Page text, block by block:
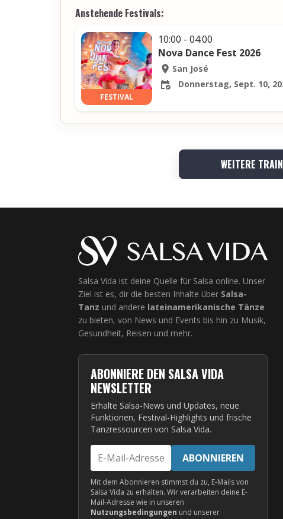
Anstehende Festivals:
FESTIVAL
10:00 - 04:00
Nova Dance Fest 2026
San José
Donnerstag, Sept. 10,
WEITERE
Salsa Vida ist deine Quelle für Salsa online. Unser
Ziel ist es, dir die besten Inhalte über Salsa-
Tanz und andere lateinamerikanische Tänze
zu bieten, von News und Events bis hin zu Musik,
Gesundheit, Reisen und mehr.
ABONNIERE DEN SALSA VIDA
NEWSLETTER
Erhalte Salsa-News und Updates, neue
Funktionen, Festival-Highlights und frische
Tanzressourcen von Salsa Vida.
E-
Mail-
Adresse
ABONNIEREN
Mit dem Abonnieren stimmst du zu, E-Mails von
Salsa Vida zu erhalten. Wir verarbeiten deine E-
Mail-Adresse wie in unseren
Nutzungsbedingungen und unserer